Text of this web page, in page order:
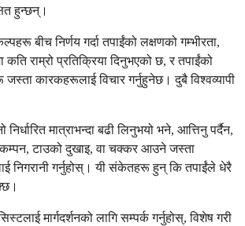
हुन्छन्।
बीच निर्णय गर्दा तपाईंको लक्षणको गम्भीरता,
राम्रो प्रतिक्रिया दिनुभएको छ, र तपाईंको
जस्ता कारकहरूलाई विचार गर्नुहुनेछ। दुबै विश्वव्यापी
मात्राभन्दा बढी लिनुभयो भने, आत्तिनु पर्दैन,
टाउको दुखाइ, वा चक्कर आउने जस्ता
निगरानी गर्नुहोस्। यी संकेतहरू हुन् कि तपाईंले धेरै
मार्गदर्शनको लागि सम्पर्क गर्नुहोस्, विशेष गरी